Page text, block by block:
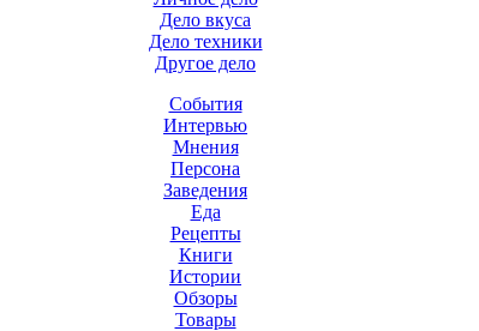
Дело вкуса
Дело техники
Другое дело
События
Интервью
Мнения
Персона
Заведения
Еда
Рецепты
Книги
Истории
Обзоры
Товары